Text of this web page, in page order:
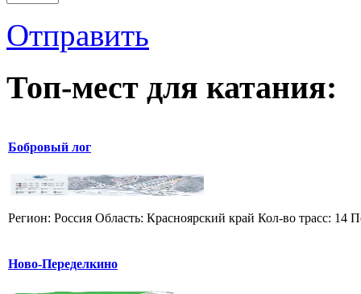
Отправить
Топ-мест для катания:
Бобровый лог
Регион: Россия Область: Красноярский край Кол-во трасс:
Ново-Переделкино